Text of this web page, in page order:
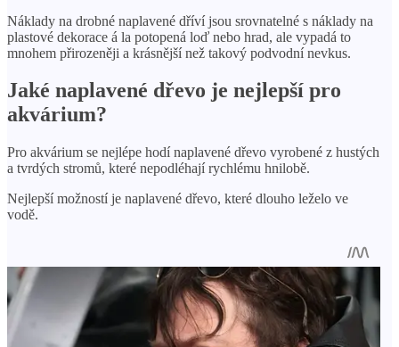
Náklady na drobné naplavené dříví jsou srovnatelné s náklady na
plastové dekorace á la potopená loď nebo hrad, ale vypadá to
mnohem přirozeněji a krásnější než takový podvodní nevkus.
Jaké naplavené dřevo je nejlepší pro
akvárium?
Pro akvárium se nejlépe hodí naplavené dřevo vyrobené z hustých
a tvrdých stromů, které nepodléhají rychlému hnilobě.
Nejlepší možností je naplavené dřevo, které dlouho leželo ve
vodě.